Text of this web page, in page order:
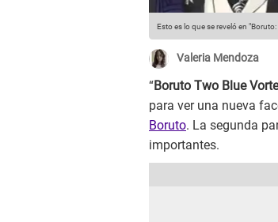
Esto es lo que se reveló en
Valeria Mendoza
“Boruto Two Blue
para ver una nueva
Boruto. La segunda
importantes.